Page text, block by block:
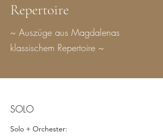
Repertoire
~ Auszüge aus Magdalenas
klassischem Repertoire ~
SOLO
Solo + Orchester: